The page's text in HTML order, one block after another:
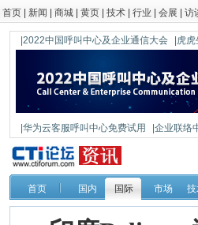
首页 新闻 商城 黄页 技术 行业 会展 访
|2022中国呼叫中心及企业通信大会 |虎
|华为云客服呼叫中心免费试用 |企业联络
|鼎信通达新一代语音网关DAG1000-4S
首页 国内 国际 市场